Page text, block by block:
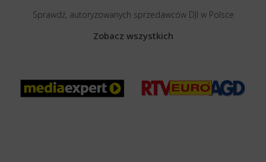
Sprawdź, autoryzowanych sprzedawców DJI w Polsce
Zobacz wszystkich